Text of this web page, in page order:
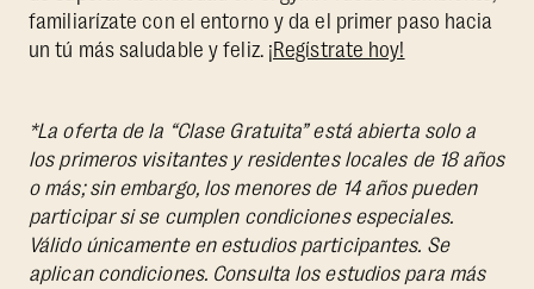
familiarízate con el entorno y da el primer paso hacia
un tú más saludable y feliz. ¡Regístrate hoy!
*La oferta de la “Clase Gratuita” está abierta solo a
los primeros visitantes y residentes locales de 18 años
o más; sin embargo, los menores de 14 años pueden
participar si se cumplen condiciones especiales.
Válido únicamente en estudios participantes. Se
aplican condiciones. Consulta los estudios para más